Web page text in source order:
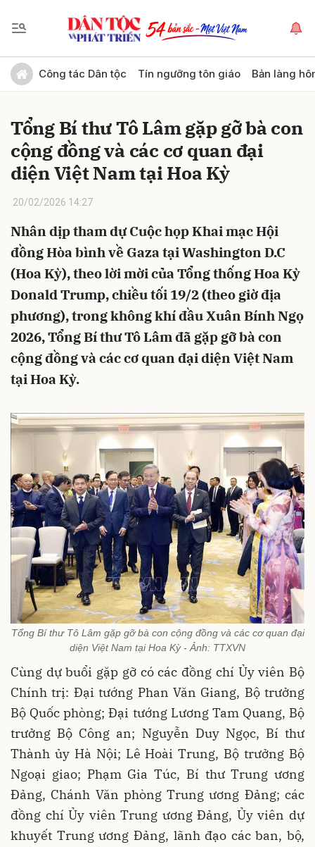
Công tác Dân tộc Tín ngưỡng tôn giáo Bản làng
Tổng Bí thư Tô Lâm gặp gỡ bà con
cộng đồng và các cơ quan đại
diện Việt Nam tại Hoa Kỳ
20/02/2026 14:27
Nhân dịp tham dự Cuộc họp Khai mạc Hội
đồng Hòa bình về Gaza tại Washington D.C
(Hoa Kỳ), theo lời mời của Tổng thống Hoa Kỳ
Donald Trump, chiều tối 19/2 (theo giờ địa
phương), trong không khí đầu Xuân Bính Ngọ
2026, Tổng Bí thư Tô Lâm đã gặp gỡ bà con
cộng đồng và các cơ quan đại diện Việt Nam
tại Hoa Kỳ.
Tổng Bí thư Tô Lâm gặp gỡ bà con cộng đồng và các cơ quan đại
diện Việt Nam tại Hoa Kỳ - Ảnh: TTXVN
Cùng dự buổi gặp gỡ có các đồng chí Ủy viên Bộ
Chính trị: Đại tướng Phan Văn Giang, Bộ trưởng
Bộ Quốc phòng; Đại tướng Lương Tam Quang, Bộ
trưởng Bộ Công an; Nguyễn Duy Ngọc, Bí thư
Thành ủy Hà Nội; Lê Hoài Trung, Bộ trưởng Bộ
Ngoại giao; Phạm Gia Túc, Bí thư Trung ương
Đảng, Chánh Văn phòng Trung ương Đảng; các
đồng chí Ủy viên Trung ương Đảng, Ủy viên dự
khuyết Trung ương Đảng, lãnh đạo các ban, bộ,
Gửi bình luận